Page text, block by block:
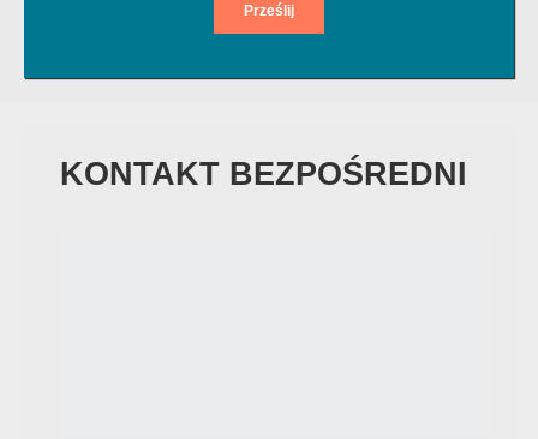
KONTAKT BEZPOŚREDNI